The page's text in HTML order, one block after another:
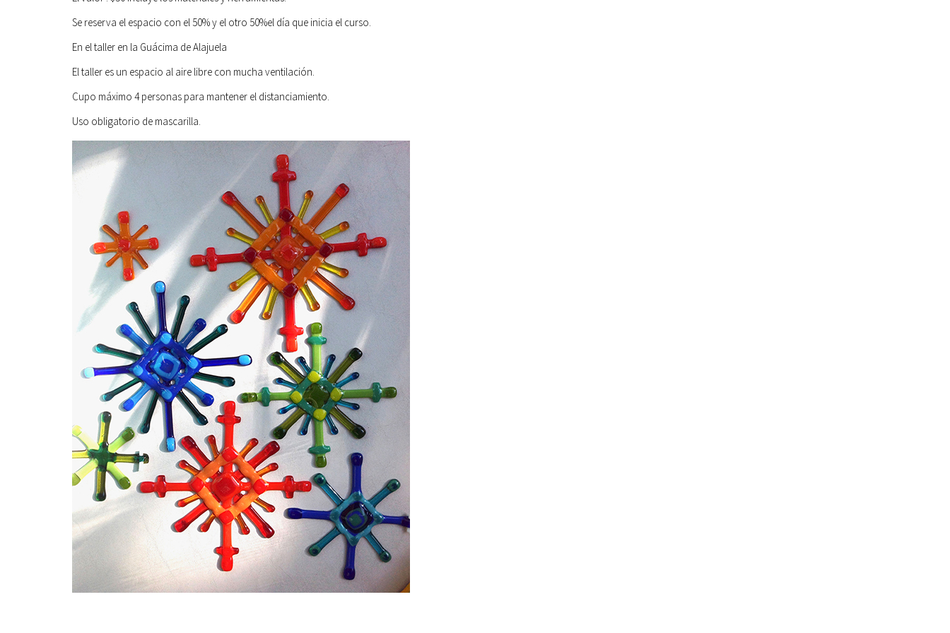
Se reserva el espacio con el 50% y el otro 50%el día que inicia el curso.
En el taller en la Guácima de Alajuela
El taller es un espacio al aire libre con mucha ventilación.
Cupo máximo 4 personas para mantener el distanciamiento.
Uso obligatorio de mascarilla.